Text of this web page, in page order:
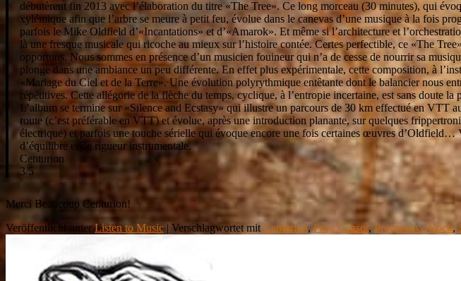
débutèrent fin 2013 avec l’élaboration du titre «The Tree». Ce long morceau (30 minutes), qui
xylémique afin que l’arbre se meure à petit feu, évolue dans le canevas d’une musique à la fois
parfois le Mike Oldfield d’«Incantations» et d’«Amarok». Et même si l’architecture et
là une fresque musicale qui ricoche au mieux sur l’histoire contée. Certes perfectible, ce «The
opportuns. Nous sommes en présence d’un musicien fouineur qui n’a de cesse de nourrir sa
plonge dans une ambiance un peu différente. En effet plus expérimentale, cette composition, à
«Mariage du Ciel et de la Terre». Une évolution polyrythmique entêtante dont le balancier nous
répétitives. Cette allégorie de la flèche du temps, cyclique, à l’entropie incertaine, est sans doute
L’album se termine sur «Silence and Ecstasy» qui illustre un parcours de 30 km effectué en VTT
route (c’est préférable en VTT) et évolue, après une introduction planante, sur quelques
électrique) et parfois une touche sérielle qui évoque encore une fois certaines œuvres
d’équilibre et de rigueur instrumentale.
Centurion
3/5
Merci Beaucoup Centurion!
Veröffentlicht unter Listen to Music | Verschlagwortet mit Centurion, Prog Censor, Progressive Rock,